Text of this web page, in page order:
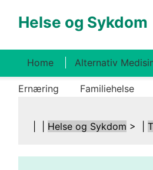
Helse og Sykdom
Home Alternativ
Ernæring Familiehelse
Helse og Sykdom > |